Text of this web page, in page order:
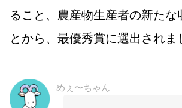
ること、農産物生産者の新たな
とから、最優秀賞に選出されま
めぇ〜ちゃん